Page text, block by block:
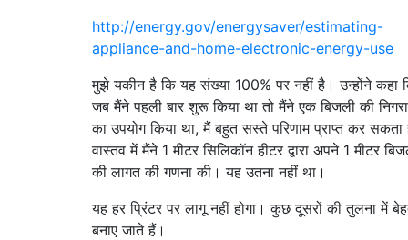
http://energy.gov/energysaver/estimating-
appliance-and-home-electronic-energy-use
मुझे यकीन है कि यह संख्या 100% पर नहीं है। उन्होंने कहा
जब मैंने पहली बार शुरू किया था तो मैंने एक बिजली की
का उपयोग किया था, मैं बहुत सस्ते परिणाम प्राप्त कर
वास्तव में मैंने 1 मीटर सिलिकॉन हीटर द्वारा अपने 1 मीटर
की लागत की गणना की। यह उतना नहीं था।
यह हर प्रिंटर पर लागू नहीं होगा। कुछ दूसरों की तुलना में
बनाए जाते हैं।